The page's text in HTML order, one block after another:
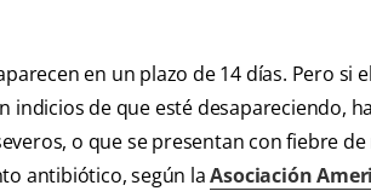
en un plazo de 14 días. Pero si
indicios de que esté desapareciendo,
o que se presentan con fiebre
antibiótico, según laAsociación